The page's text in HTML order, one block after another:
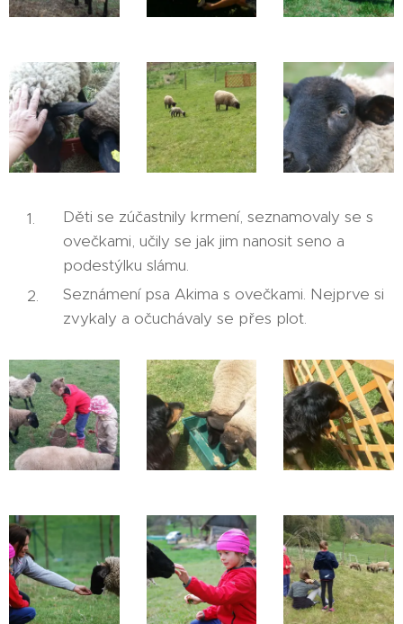
Děti se zúčastnily krmení, seznamovaly se s
ovečkami, učily se jak jim nanosit seno a
podestýlku slámu.
Seznámení psa Akima s ovečkami. Nejprve si
zvykaly a očuchávaly se přes plot.